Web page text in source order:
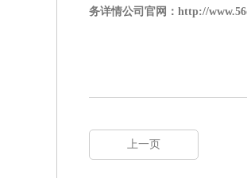
务详情公司官网：http://
上一页